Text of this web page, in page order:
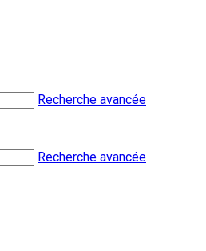
Recherche avancée
Recherche avancée